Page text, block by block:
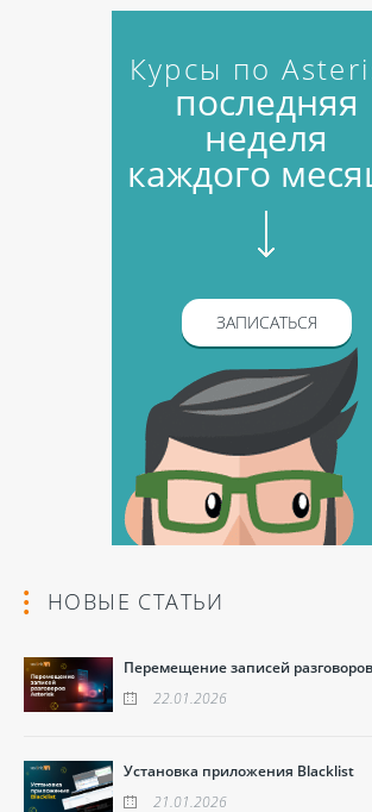
Курсы по
последняя
неделя
каждого
ЗАПИСАТЬСЯ
НОВЫЕ СТАТЬИ
Перемещение записей
22.01.2026
Установка приложения Blacklist
21.01.2026